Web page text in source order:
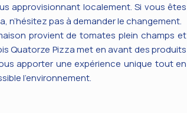
approvisionnant localement. Si vous êtes
n’hésitez pas à demander le changement.
provient de tomates plein champs et
Quatorze Pizza met en avant des produits
apporter une expérience unique tout en
l’environnement.